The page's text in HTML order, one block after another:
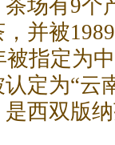
场有9个
并被
指定为
定为“云
西双版